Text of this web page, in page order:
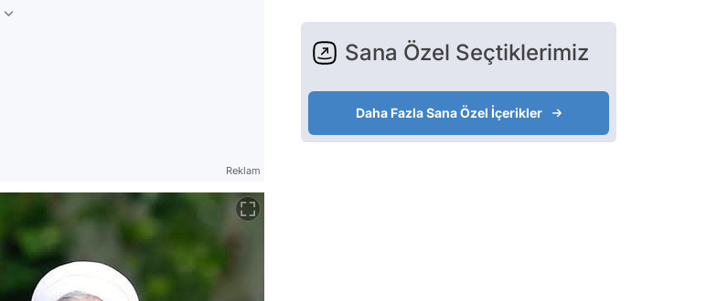
Reklam
Sana Özel Seçtiklerimiz
Daha Fazla Sana Özel İçerikler